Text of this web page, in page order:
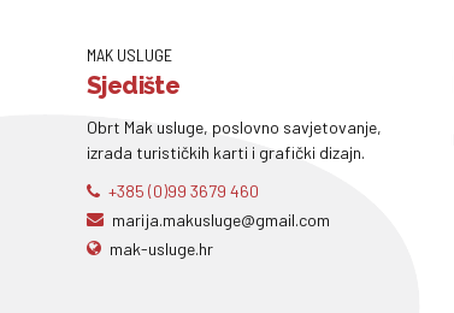
MAK USLUGE
Sjedište
Obrt Mak usluge, poslovno savjetovanje,
izrada turističkih karti i grafički dizajn.
+385 (0)99 3679 460
marija.makusluge@gmail.com
mak-usluge.hr